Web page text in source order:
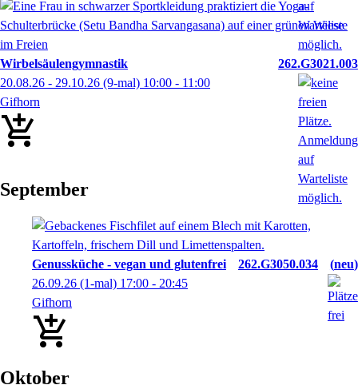
Wirbelsäulengymnastik
262.G3021.003
20.08.26 - 29.10.26 (9-mal) 10:00 - 11:00
Gifhorn
September
Genussküche - vegan und glutenfrei 262.G3050.034
neu
26.09.26 (1-mal) 17:00 - 20:45
Gifhorn
Oktober